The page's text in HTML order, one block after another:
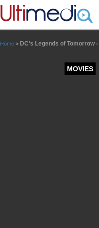
Home > DC's Legends of Tomorrow
MOVIES
Panneau de gestion des cookies